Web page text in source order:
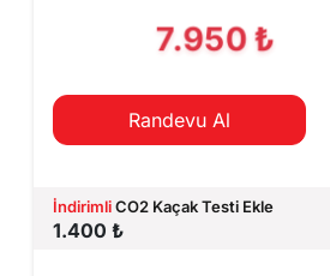
7.950 ₺
Randevu Al
İndirimliCO2 Kaçak Testi Ekle
1.400 ₺